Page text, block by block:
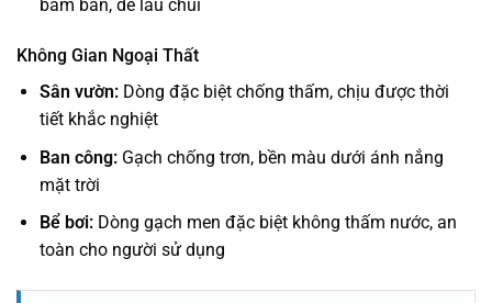
bám bẩn, dễ lau chùi
Không Gian Ngoại Thất
Sân vườn:Dòng đặc biệt chống thấm, chịu được thời
tiết khắc nghiệt
Ban công:Gạch chống trơn, bền màu dưới ánh nắng
mặt trời
Bể bơi:Dòng gạch men đặc biệt không thấm nước, an
toàn cho người sử dụng